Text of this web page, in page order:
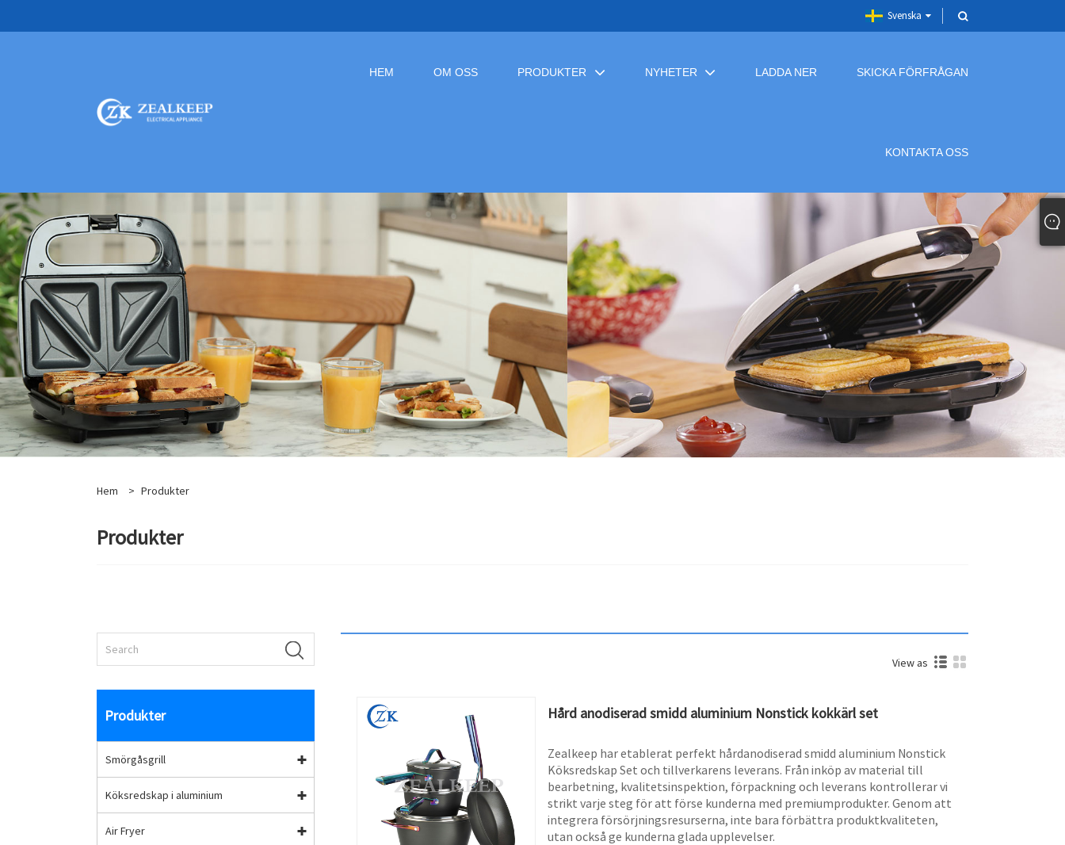
Svenska
HEM OM OSS PRODUKTER NYHETER LADDA NER SKICKA FÖRFRÅGAN
KONTAKTA OSS
Hem > Produkter
Produkter
Produkter
Smörgåsgrill
Köksredskap i aluminium
Air Fryer
View as
Hård anodiserad smidd aluminium Nonstick kokkärl set
Zealkeep har etablerat perfekt hårdanodiserad smidd aluminium Nonstick
Köksredskap Set och tillverkarens leverans. Från inköp av material till
bearbetning, kvalitetsinspektion, förpackning och leverans kontrollerar vi
strikt varje steg för att förse kunderna med premiumprodukter. Genom att
integrera försörjningsresurserna, inte bara förbättra produktkvaliteten,
utan också ge kunderna glada upplevelser.